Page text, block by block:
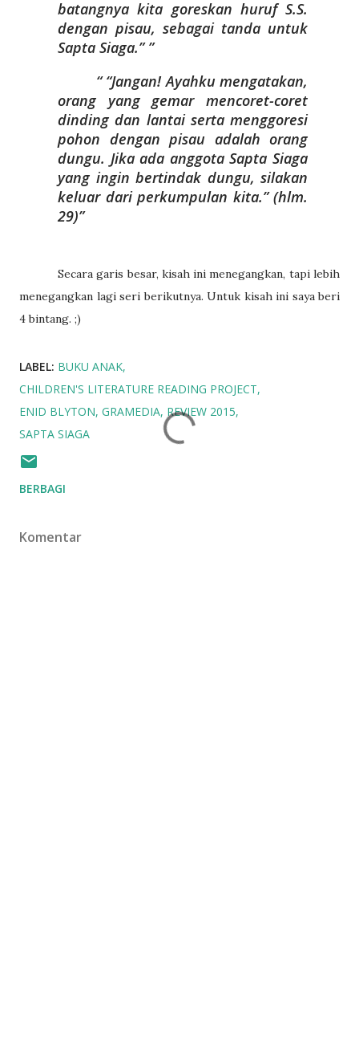
batangnya kita goreskan huruf S.S.
dengan pisau, sebagai tanda untuk
Sapta Siaga.”
“Jangan! Ayahku mengatakan,
orang yang gemar mencoret-coret
dinding dan lantai serta menggoresi
pohon dengan pisau adalah orang
dungu. Jika ada anggota Sapta Siaga
yang ingin bertindak dungu, silakan
keluar dari perkumpulan kita.” (hlm.
29)
Secara garis besar, kisah ini menegangkan, tapi lebih
menegangkan lagi seri berikutnya. Untuk kisah ini saya beri
4 bintang. ;)
LABEL: BUKU ANAK
CHILDREN'S LITERATURE READING PROJECT
ENID BLYTON GRAMEDIA REVIEW 2015
SAPTA SIAGA
BERBAGI
Komentar